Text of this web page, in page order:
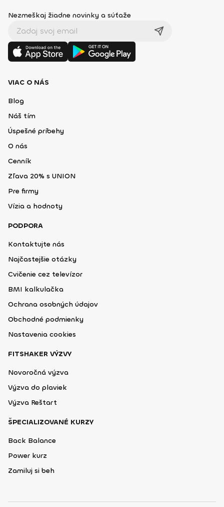
Nezmeškaj žiadne novinky a súťaže
VIAC O NÁS
Blog
Náš tím
Úspešné príbehy
O nás
Cenník
Zľava 20% s UNION
Pre firmy
Vízia a hodnoty
PODPORA
Kontaktujte nás
Najčastejšie otázky
Cvičenie cez televízor
BMI kalkulačka
Ochrana osobných údajov
Obchodné podmienky
Nastavenia cookies
FITSHAKER VÝZVY
Novoročná výzva
Výzva do plaviek
Výzva Reštart
ŠPECIALIZOVANÉ KURZY
Back Balance
Power kurz
Zamiluj si beh